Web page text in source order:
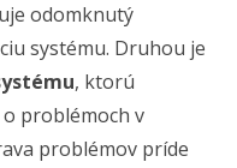
odomknutý
systému. Druhou je
, ktorú
problémoch v
problémov príde